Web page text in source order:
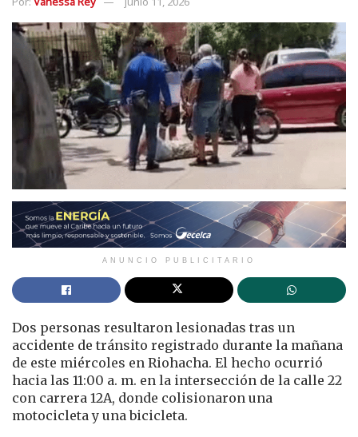
ANUNCIO PUBLICITARIO
Dos personas resultaron lesionadas tras un
accidente de tránsito registrado durante la mañana
de este miércoles en Riohacha. El hecho ocurrió
hacia las 11:00 a. m. en la intersección de la calle 22
con carrera 12A, donde colisionaron una
motocicleta y una bicicleta.